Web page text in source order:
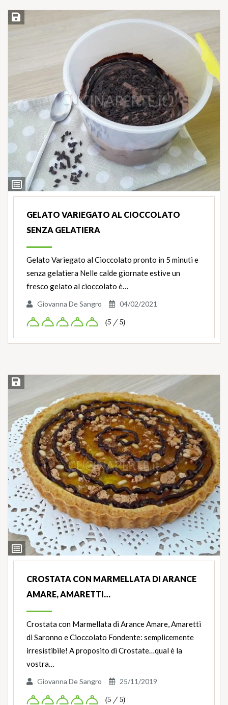
Ingredienti
Salva ricetta
GELATO VARIEGATO AL CIOCCOLATO
SENZA GELATIERA
Gelato Variegato al Cioccolato pronto in 5 minuti e
senza gelatiera Nelle calde giornate estive un
fresco gelato al cioccolato è…
Giovanna De Sangro 04/02/2021
(5 / 5)
Ingredienti
Salva ricetta
CROSTATA CON MARMELLATA DI ARANCE
AMARE, AMARETTI…
Crostata con Marmellata di Arance Amare, Amaretti
di Saronno e Cioccolato Fondente: semplicemente
irresistibile! A proposito di Crostate…qual è la
vostra…
Giovanna De Sangro 25/11/2019
(5 / 5)